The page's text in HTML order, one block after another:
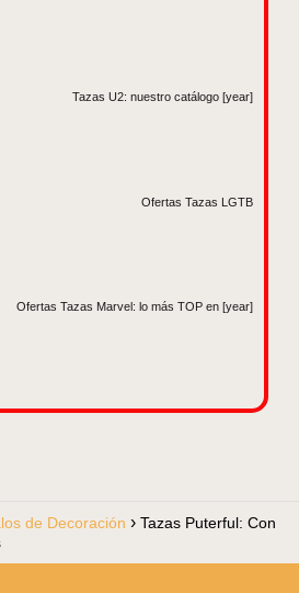
Tazas U2: nuestro catálogo [year]
Ofertas Tazas LGTB
Ofertas Tazas Marvel: lo más TOP en [year]
de Decoración
Tazas Puterful: Con